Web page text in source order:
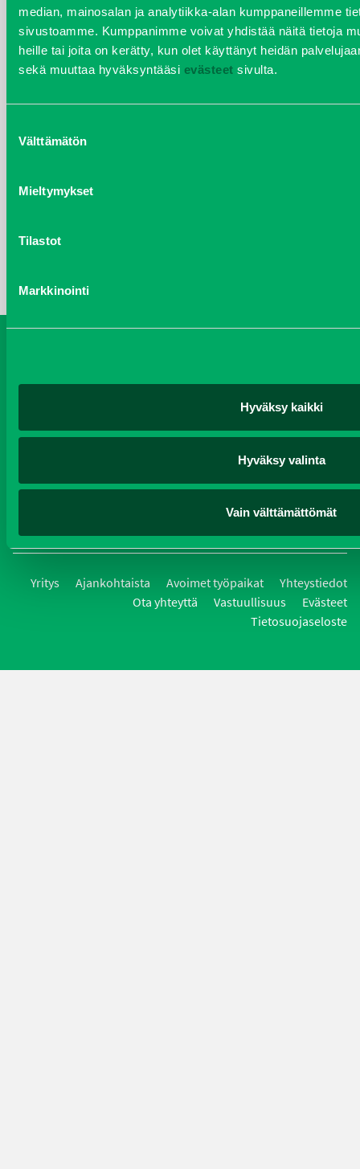
median, mainosalan ja analytiikka-alan kumppaneillemme
sivustoamme. Kumppanimme voivat yhdistää näitä tietoja
heille tai joita on kerätty, kun olet käyttänyt heidän
sekä muuttaa hyväksyntääsi evästeet sivulta.
valinta
Välttämätön
Mieltymykset
Tilastot
Markkinointi
Hyväksy kaikki
Hyväksy valinta
Vain välttämättömät
heinäkuu 2017
kesäkuu 2017
Kalusteet
Huolto ja varaosat
Verkkokauppa
Oy J-Trading Ab | Kuriiritie 15, 01510 Vantaa | puh 0207 458 600
Yritys Ajankohtaista Avoimet työpaikat
Yhteystiedot
Ota yhteyttä
Vastuullisuus
Evästeet
Tietosuojaseloste